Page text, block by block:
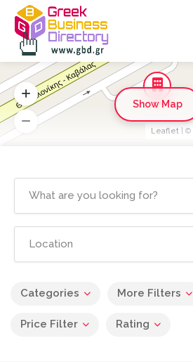
Categories More Filters
Price Filter Rating
Leaflet | ©
Show Map